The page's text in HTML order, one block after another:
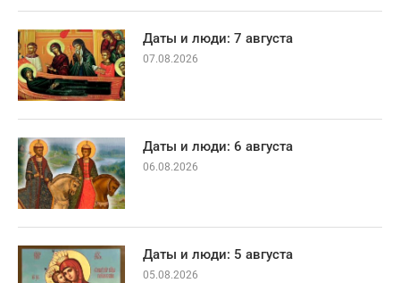
Даты и люди: 7 августа
07.08.2026
Даты и люди: 6 августа
06.08.2026
Даты и люди: 5 августа
05.08.2026